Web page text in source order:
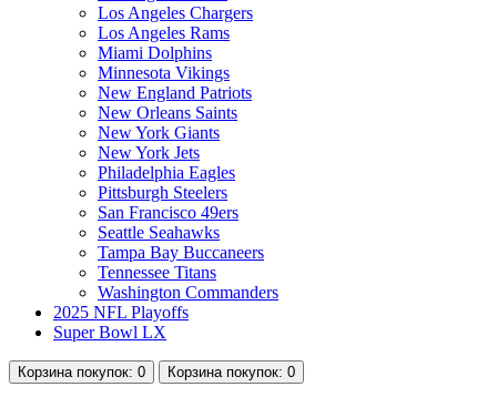
Los Angeles Chargers
Los Angeles Rams
Miami Dolphins
Minnesota Vikings
New England Patriots
New Orleans Saints
New York Giants
New York Jets
Philadelphia Eagles
Pittsburgh Steelers
San Francisco 49ers
Seattle Seahawks
Tampa Bay Buccaneers
Tennessee Titans
Washington Commanders
2025 NFL Playoffs
Super Bowl LX
Корзина покупок: 0 Корзина покупок: 0